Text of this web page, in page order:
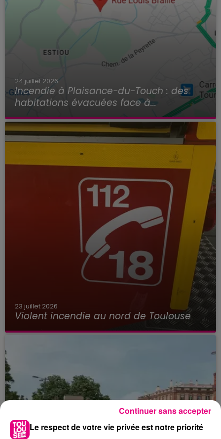
24 juillet 2026
Incendie à Plaisance-du-Touch : des
habitations évacuées face à...
23 juillet 2026
Violent incendie au nord de Toulouse
Le respect de votre vie privée est notre priorité
Continuer sans accepter